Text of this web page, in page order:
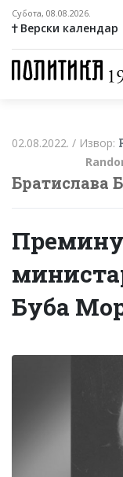
Субота, 08.08.2026.
Верски календар
Братислава
02.08.2022. / Извор:
Буба